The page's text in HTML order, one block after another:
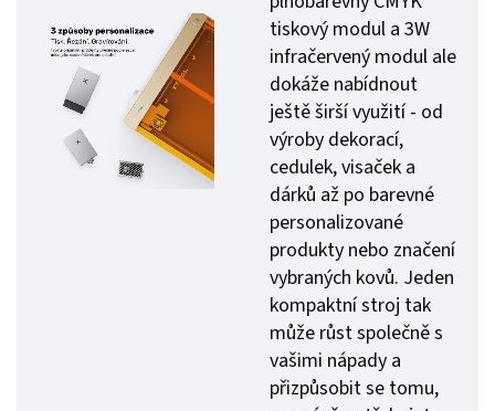
tiskový modul a 3W
infračervený modul ale
dokáže nabídnout
ještě širší využití - od
výroby dekorací,
cedulek, visaček a
dárků až po barevné
personalizované
produkty nebo značení
vybraných kovů. Jeden
kompaktní stroj tak
může růst společně s
vašimi nápady a
přizpůsobit se tomu,